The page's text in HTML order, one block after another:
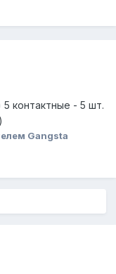
контактные - 5 шт.
Gangsta